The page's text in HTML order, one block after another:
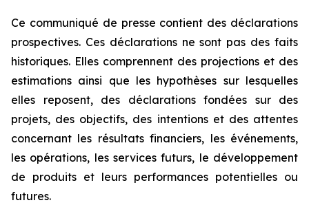
Ce communiqué de presse contient des déclarations
prospectives. Ces déclarations ne sont pas des faits
historiques. Elles comprennent des projections et des
estimations ainsi que les hypothèses sur lesquelles
elles reposent, des déclarations fondées sur des
projets, des objectifs, des intentions et des attentes
concernant les résultats financiers, les événements,
les opérations, les services futurs, le développement
de produits et leurs performances potentielles ou
futures.